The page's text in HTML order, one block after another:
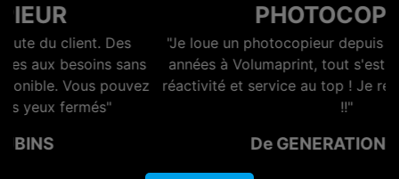
PHOTOCOPIEUR
"Je loue un photocopieur depuis maintenant plusieurs
années à Volumaprint, tout s'est toujours bien passé,
réactivité et service au top ! Je recommande vivement
De GENERATION OPTIQ